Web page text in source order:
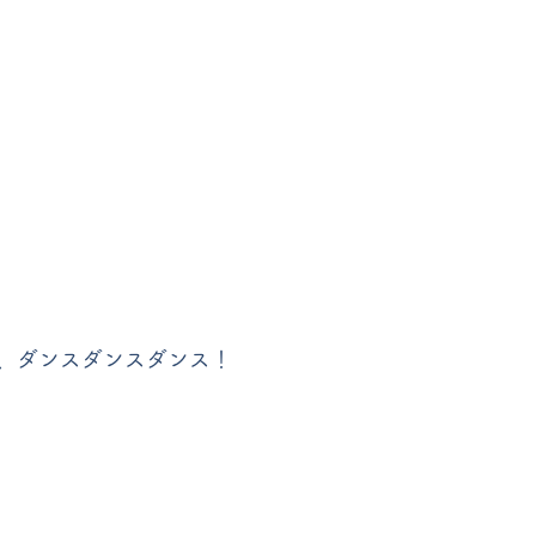
ダンスダンスダンス！